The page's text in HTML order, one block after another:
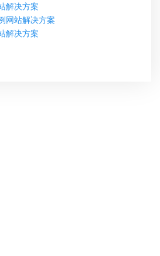
解决方案
网站解决方案
解决方案